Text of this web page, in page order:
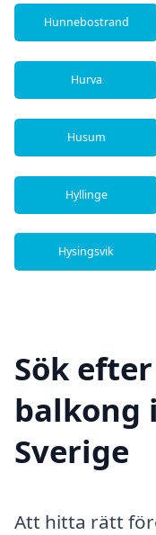
Hunnebostrand
Hurva
Husum
Hyllinge
Hysingsvik
Sök
balkong
Sverige
Att hitta rätt